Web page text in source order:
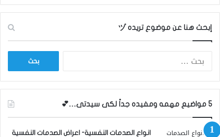
إبحث هنا عن موضوع تريده ヅ
ح
ع
ن
:
5 مواضيع مهمه ومفيده جداً لكى سيدتى…💕
انواع الصدمات النفسية- اعراض الصدمات النفسية